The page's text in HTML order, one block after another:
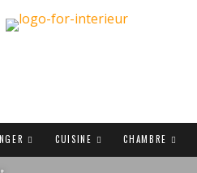
CUISINE CHAMBRE